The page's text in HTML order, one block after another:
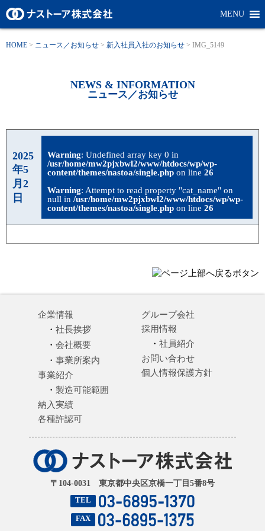
MENU
HOME > ニュース／お知らせ > 新入社員入社のお知らせ > IMG_5149
NEWS & INFORMATION
ニュース／お知らせ
2025
年5
月2
日
Warning: Undefined array key 0 in
/usr/home/mw2pjxbwl2/www/htdocs/wp/wp-
content/themes/nastoa/single.php on line26
Warning: Attempt to read property "cat_name" on
null in/usr/home/mw2pjxbwl2/www/htdocs/wp/wp-
content/themes/nastoa/single.php on line26
〒104-0031 東京都中央区京橋一丁目5番8号
TEL
FAX
企業情報
社長挨拶
会社概要
事業所案内
事業紹介
製造可能範囲
納入実績
各種許認可
グループ会社
採用情報
社員紹介
お問い合わせ
個人情報保護方針